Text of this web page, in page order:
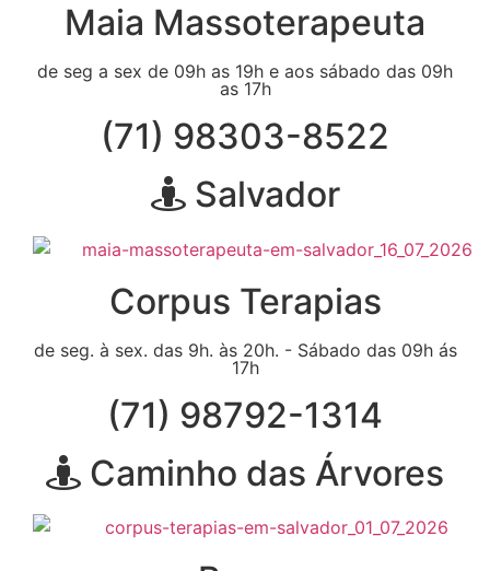
Maia Massoterapeuta
de seg a sex de 09h as 19h e aos sábado das 09h
as 17h
(71) 98303-8522
Salvador
Corpus Terapias
de seg. à sex. das 9h. às 20h. - Sábado das 09h ás
17h
(71) 98792-1314
Caminho das Árvores